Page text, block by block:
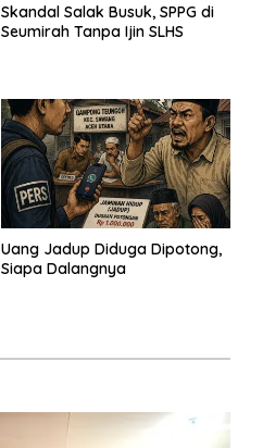
Skandal Salak Busuk, SPPG di
Seumirah Tanpa Ijin SLHS
Uang Jadup Diduga Dipotong,
Siapa Dalangnya